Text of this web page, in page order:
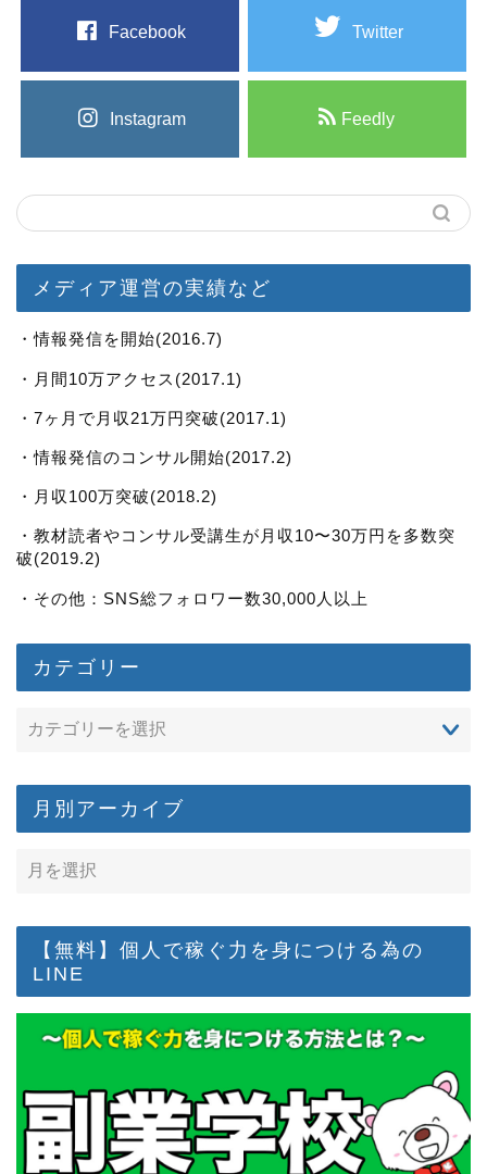
Facebook Twitter
Instagram Feedly
メディア運営の実績など
・情報発信を開始(2016.7)
・月間10万アクセス(2017.1)
・7ヶ月で月収21万円突破(2017.1)
・情報発信のコンサル開始(2017.2)
・月収100万突破(2018.2)
・教材読者やコンサル受講生が月収10〜30万円を多数突
破(2019.2)
・その他：SNS総フォロワー数30,000人以上
カテゴリー
月別アーカイブ
【無料】個人で稼ぐ力を身につける為の
LINE